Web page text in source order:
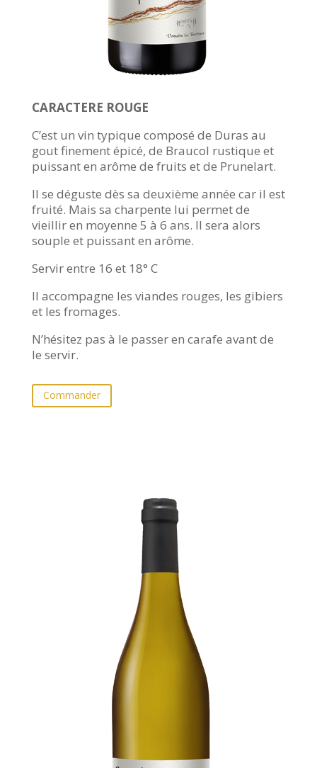
CARACTERE ROUGE
C’est un vin typique composé de Duras au
gout finement épicé, de Braucol rustique et
puissant en arôme de fruits et de Prunelart.
Il se déguste dès sa deuxième année car il est
fruité. Mais sa charpente lui permet de
vieillir en moyenne 5 à 6 ans. Il sera alors
souple et puissant en arôme.
Servir entre 16 et 18° C
Il accompagne les viandes rouges, les gibiers
et les fromages.
N’hésitez pas à le passer en carafe avant de
le servir.
Commander